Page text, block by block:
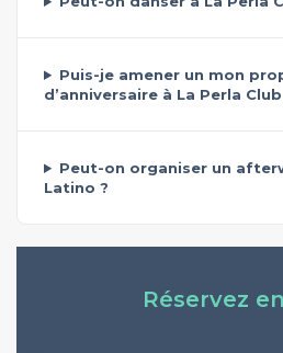
Puis-je amener un mon
d’anniversaire à La Perla
Peut-on organiser un
Latino ?
Réservez